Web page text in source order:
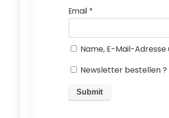
Email *
Name, E-Mail-
Newsletter bestellen ?